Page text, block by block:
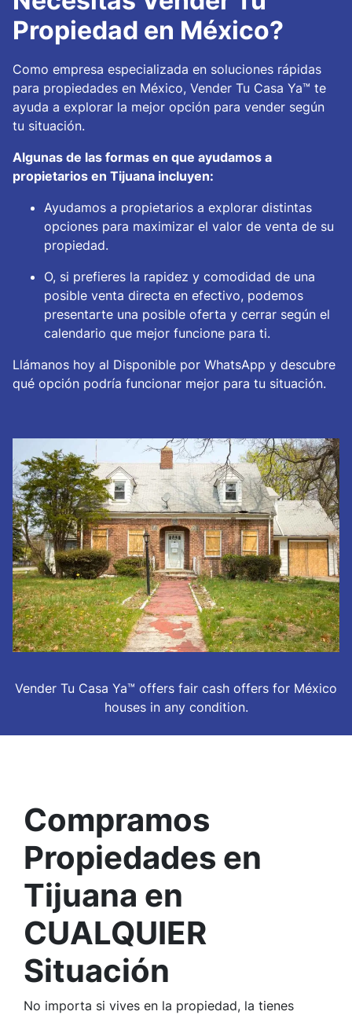
Propiedad en México?
Como empresa especializada en soluciones rápidas
para propiedades en México, Vender Tu Casa Ya™ te
ayuda a explorar la mejor opción para vender según
tu situación.
Algunas de las formas en que ayudamos a
propietarios en Tijuana incluyen:
Ayudamos a propietarios a explorar distintas
opciones para maximizar el valor de venta de su
propiedad.
O, si prefieres la rapidez y comodidad de una
posible venta directa en efectivo, podemos
presentarte una posible oferta y cerrar según el
calendario que mejor funcione para ti.
Llámanos hoy al Disponible por WhatsApp y descubre
qué opción podría funcionar mejor para tu situación.
Vender Tu Casa Ya™ offers fair cash offers for México
houses in anycondition.
Compramos
Propiedades en
Tijuana en
CUALQUIER
Situación
No importa si vives en la propiedad, la tienes